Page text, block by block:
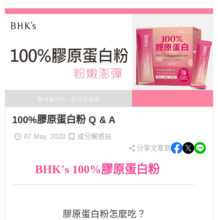
100%膠原蛋白粉 Q & A
07 May, 2020
成分解惑站
分享文章到
BHK's 100%膠原蛋白粉
膠原蛋白粉怎麼吃？